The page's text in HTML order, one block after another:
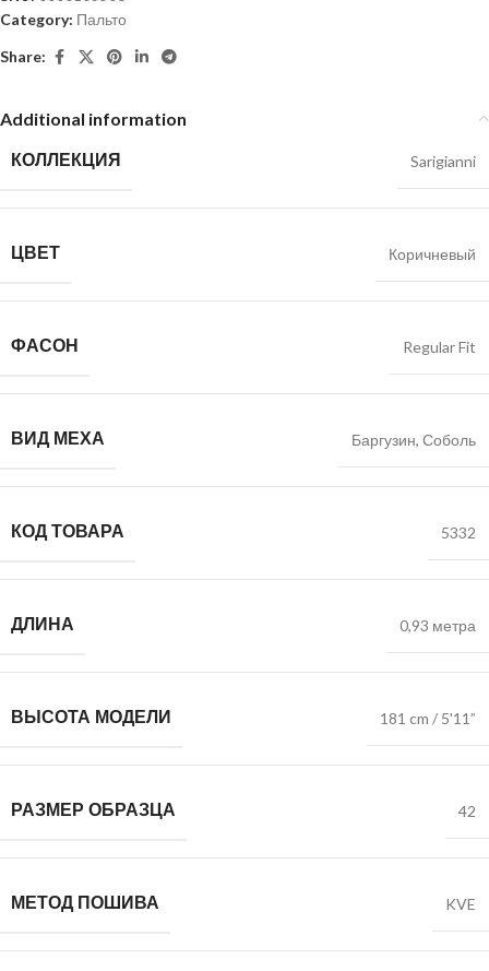
Category: Пальто
Share:
Additional information
КОЛЛЕКЦИЯ Sarigianni
ЦВЕТ Коричневый
ФАСОН Regular Fit
ВИД МЕХА Баргузин, Соболь
КОД ТОВАРА 5332
ДЛИНА 0,93 метра
ВЫСОТА МОДЕЛИ 181 cm / 5'11”
РАЗМЕР ОБРАЗЦА 42
МЕТОД ПОШИВА KVE